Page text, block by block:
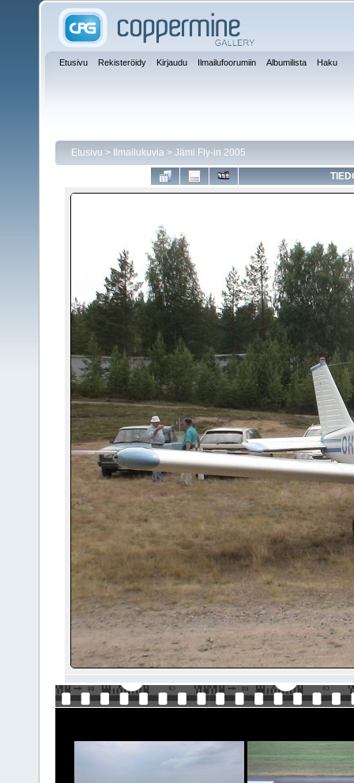
Etusivu Rekisteröidy Kirjaudu Ilmailufoorumiin Albumilista Haku
Etusivu > Ilmailukuvia > Jämi Fly-in 2005